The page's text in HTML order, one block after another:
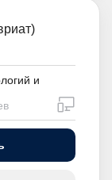
и